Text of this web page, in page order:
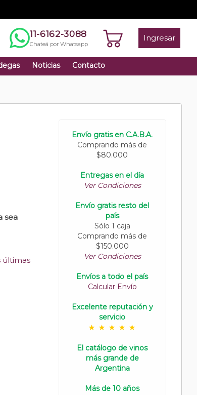
11-6162-3088
Chateá por Whatsapp
Ingresar
Noticias Contacto
sea
últimas
Envío gratis en C.A.B.A.
Comprando más de
$80.000
Entregas en el día
Ver Condiciones
Envío gratis resto del
país
Sólo 1 caja
Comprando más de
$150.000
Ver Condiciones
Envíos a todo el país
Calcular Envío
Excelente reputación y
servicio
El catálogo de vinos
más grande de
Argentina
Más de 10 años